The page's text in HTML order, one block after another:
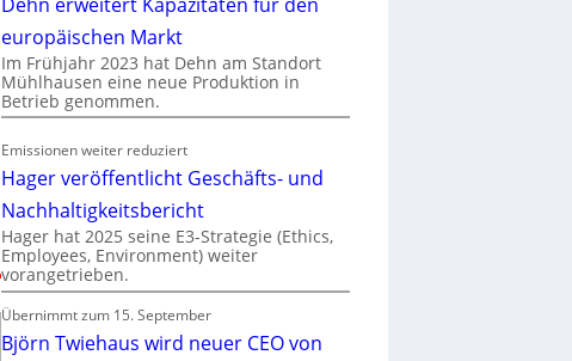
europäischen Markt
Im Frühjahr 2023 hat Dehn am Standort
Mühlhausen eine neue Produktion in
Betrieb genommen.
Emissionen weiter reduziert
Hager veröffentlicht Geschäfts- und
Nachhaltigkeitsbericht
Hager hat 2025 seine E3-Strategie (Ethics,
Employees, Environment) weiter
vorangetrieben.
Übernimmt zum 15. September
Björn Twiehaus wird neuer CEO von